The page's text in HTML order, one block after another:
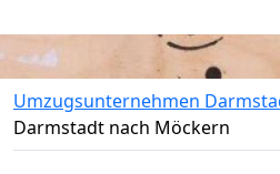
Umzugsunternehmen
Darmstadt nach Möckern